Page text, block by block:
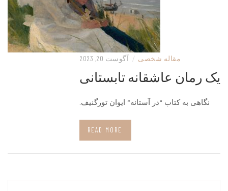
مقاله شخصی / آگوست 20, 2023
یک رمان عاشقانه تابستانی
نگاهی به کتاب “در آستانه” ایوان تورگنیف.
READ MORE